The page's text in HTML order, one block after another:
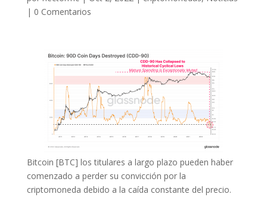
| 0 Comentarios
Bitcoin [BTC] los titulares a largo plazo pueden haber
comenzado a perder su convicción por la
criptomoneda debido a la caída constante del precio.